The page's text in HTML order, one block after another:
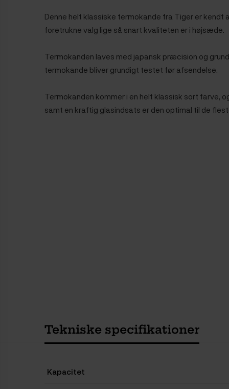
Denne helt klassiske termokande fra Tiger er kendt
foretrukne valg lige så snart kvaliteten er i højsæde.
Termokanden laves med japansk præcision og
termokande bliver grundigt testet før afsendelse.
Termokanden kommer i en helt klassisk sort farve,
samt en kraftig glasindsats er den optimal til de
Tekniske specifikationer
Kapacitet